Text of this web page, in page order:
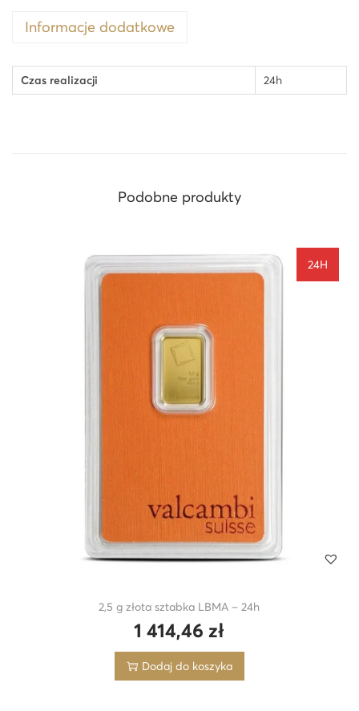
Informacje dodatkowe
Czas realizacji 24h
Podobne produkty
2,5 g złota sztabka LBMA – 24h
1 414,46zł
24H
Dodaj do koszyka